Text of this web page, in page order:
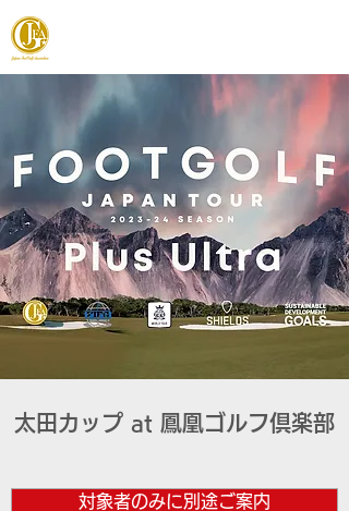
太田カップ at 鳳凰ゴルフ倶楽部
対象者のみに別途ご案内